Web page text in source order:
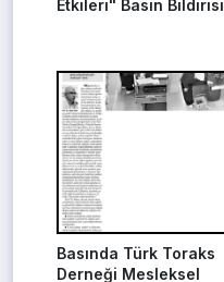
Etkileri" Basın Bildirisi
Basında Türk Toraks
Derneği Mesleksel